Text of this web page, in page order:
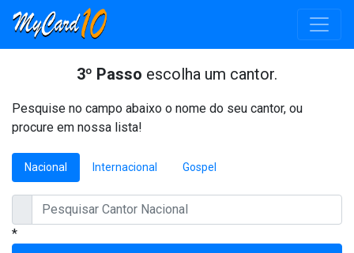
3º Passo escolha um cantor.
Pesquise no campo abaixo o nome do seu cantor, ou
procure em nossa lista!
Nacional Internacional Gospel
*